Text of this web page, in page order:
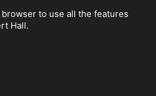
to use all the features
Hall.